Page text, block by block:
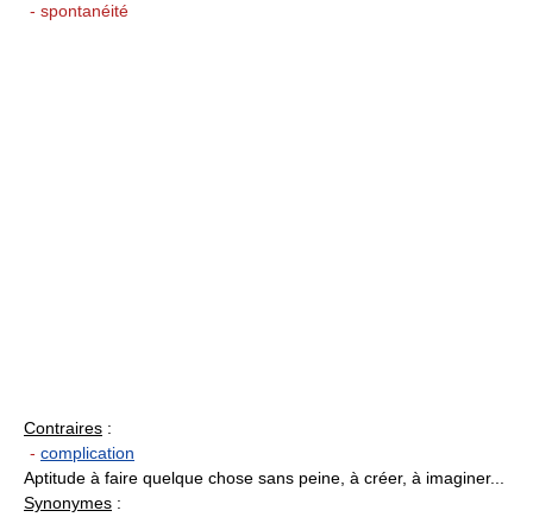
- spontanéité
Contraires :
- complication
Aptitude à faire quelque chose sans peine, à créer, à imaginer...
Synonymes :